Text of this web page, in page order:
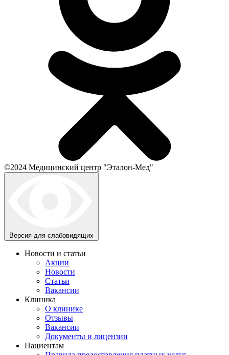
©2024 Медицинский центр "Эталон-Мед"
Версия для слабовидящих
Новости и статьи
Акции
Новости
Статьи
Вакансии
Клиника
О клинике
Отзывы
Вакансии
Документы и лицензии
Пациентам